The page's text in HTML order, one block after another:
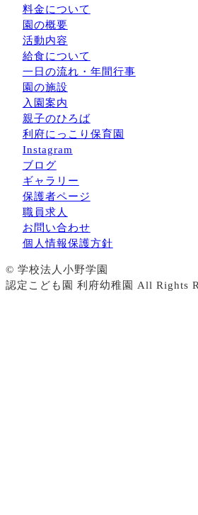
料金について
園の概要
活動内容
給食について
一日の流れ・年間行事
園の施設
入園案内
親子のひろば
利府にっこり保育園
Instagram
ブログ
ギャラリー
保護者ページ
職員求人
お問い合わせ
個人情報保護方針
© 学校法人小野学園
認定こども園 利府幼稚園 All Rights